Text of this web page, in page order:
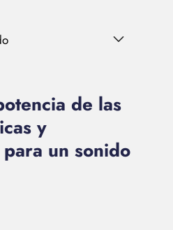
de las
y
un sonido